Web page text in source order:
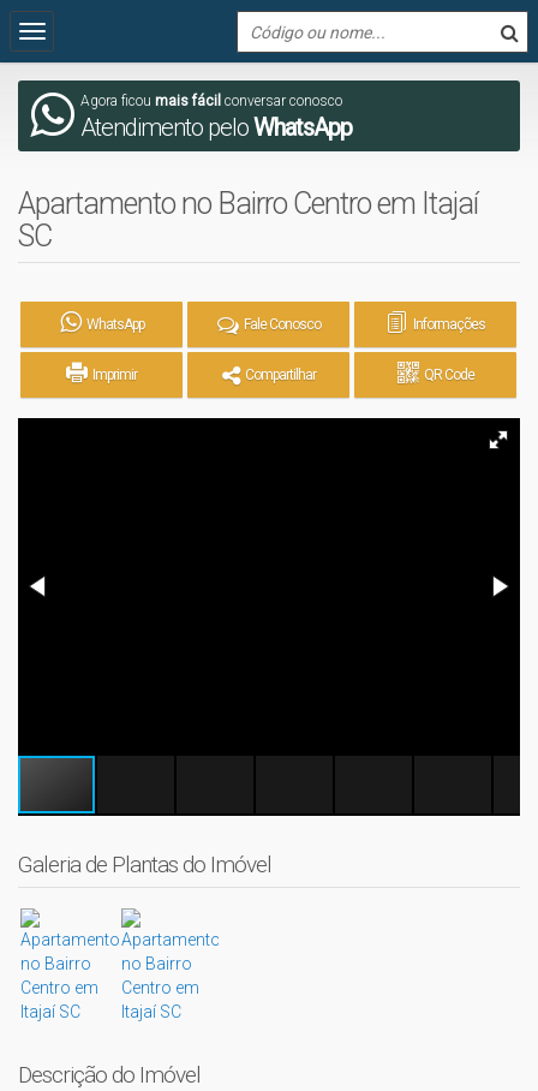
Agora ficou mais fácil conversar conosco
Atendimento peloWhatsApp
Apartamento no Bairro Centro em Itajaí
SC
WhatsApp Fale Conosco Informações
Imprimir Compartilhar QR Code
Galeria de Plantas do Imóvel
Descrição do Imóvel